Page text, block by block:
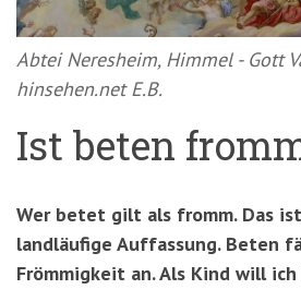
'2')
Abtei Neresheim, Himmel - Gott
hinsehen.net E.B.
Ist beten
Wer betet gilt als fromm. Das
landläufige Auffassung. Beten
Frömmigkeit an. Als Kind will ich